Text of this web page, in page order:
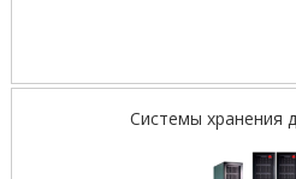
Системы хранения